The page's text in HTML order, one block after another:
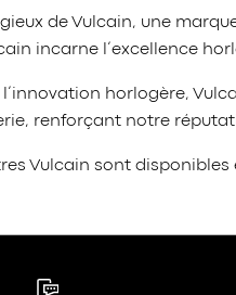
de Vulcain, une
incarne l’excellence
horlogère,
renforçant notre
Vulcain sont